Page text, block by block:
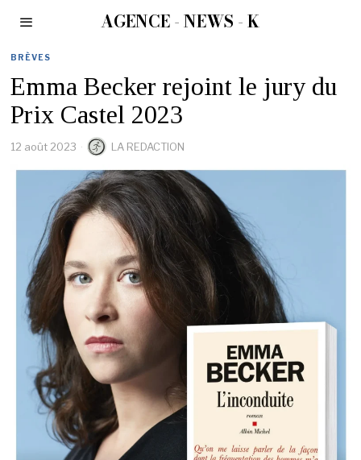
AGENCE - NEWS - K
BRÈVES
Emma Becker rejoint le jury du
Prix Castel 2023
12 août 2023 LA REDACTION